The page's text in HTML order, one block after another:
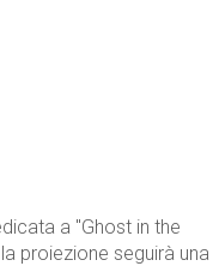
a "Ghost in the
proiezione seguirà una